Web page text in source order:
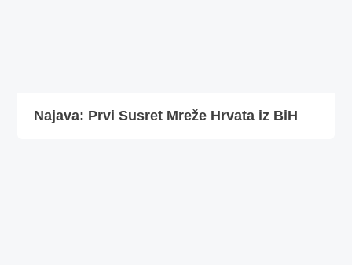
Najava: Prvi Susret Mreže Hrvata iz BiH